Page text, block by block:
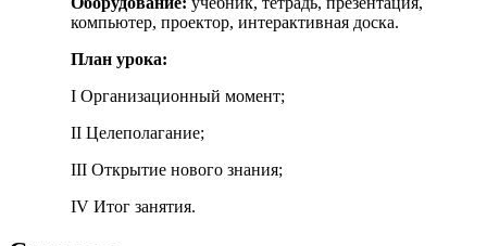
компьютер, проектор, интерактивная доска.
План урока:
I Организационный момент;
II Целеполагание;
III Открытие нового знания;
IV Итог занятия.